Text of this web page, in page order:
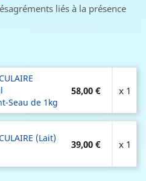
liés à la présence
Seau de 1kg
58,00 € x 1
(Lait)
39,00 € x 1